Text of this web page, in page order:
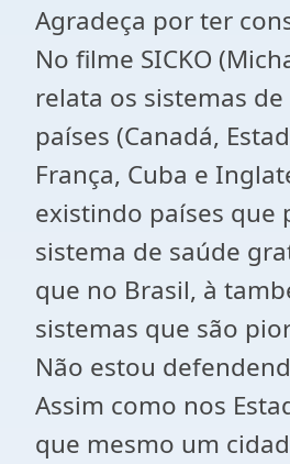
Agradeça por ter
No filme SICKO
relata os sistemas
países (Canadá,
França, Cuba e
existindo países que
sistema de saúde
que no Brasil, à
sistemas que são
Não estou
Assim como nos
que mesmo um